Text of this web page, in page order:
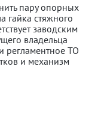
пару опорных
гайка стяжного
заводским
владельца
регламентное ТО
и механизм